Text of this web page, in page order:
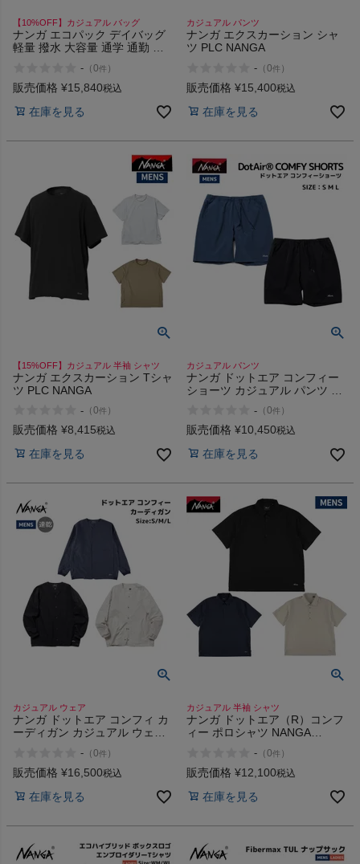
お気に入り
ご利用ガイド
プロテイン・サプリメントまとめ買い
アウトレットセール
スタッフコーディネート
【10%OFF】カジュアル バッグ
ナンガ エコパック デイバッグ
軽量 撥水 大容量 通学 通勤 日
NANGA UR ECOPAK DAY BAG
20L
- （0件 ）
販売価格 ¥15,840税込
在庫を見る
カジュアル パンツ
ナンガ エクスカーション シャ
ツ PLC NANGA
- （0件 ）
販売価格 ¥15,400税込
在庫を見る
【15%OFF】カジュアル 半袖 シャツ
ナンガ エクスカーション Tシャ
ツ PLC NANGA
- （0件 ）
販売価格 ¥8,415税込
在庫を見る
カジュアル パンツ
ナンガ ドットエア コンフィー
ショーツ カジュアル パンツ シ
DotAir COMFY SHORTS 26 27
29 30
- （0件 ）
販売価格 ¥10,450税込
在庫を見る
カジュアル ウェア
ナンガ ドットエア コンフィ カ
ーディガン カジュアル ウェア
- （0件 ）
販売価格 ¥16,500税込
在庫を見る
カジュアル 半袖 シャツ
ナンガ ドットエア（R）コンフ
ィー ポロシャツ NANGA
- （0件 ）
販売価格 ¥12,100税込
在庫を見る